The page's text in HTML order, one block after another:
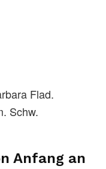
Flad.
Schw.
Anfang an